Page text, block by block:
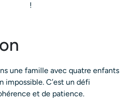
!
une famille avec quatre enfants
impossible. C’est un défi
et de patience.